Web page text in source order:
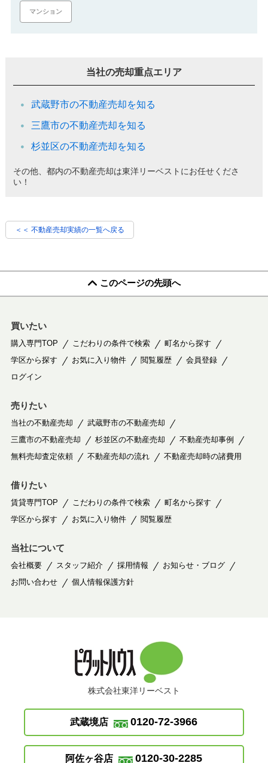
マンション
当社の売却重点エリア
武蔵野市の不動産売却を知る
三鷹市の不動産売却を知る
杉並区の不動産売却を知る
その他、都内の不動産売却は東洋リーベストにお任せくださ
い！
＜＜ 不動産売却実績の一覧へ戻る
このページの先頭へ
買いたい
購入専門TOP こだわりの条件で検索
町名から探す
学区から探す
お気に入り物件 閲覧履歴
会員登録
ログイン
売りたい
当社の不動産売却
武蔵野市の不動産売却
三鷹市の不動産売却
杉並区の不動産売却
不動産売却事例
無料売却査定依頼
不動産売却の流れ 不動産売却時の諸費用
借りたい
賃貸専門TOP こだわりの条件で検索
町名から探す
学区から探す
お気に入り物件 閲覧履歴
当社について
会社概要 スタッフ紹介 採用情報
お知らせ・ブログ
お問い合わせ
個人情報保護方針
株式会社東洋リーベスト
武蔵境店 0120-72-3966
阿佐ヶ谷店 0120-30-2285